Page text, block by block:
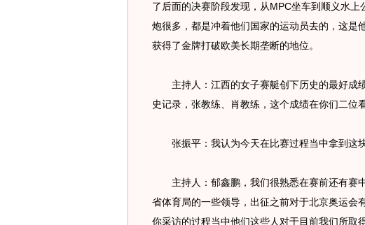
了后面的决赛阶段发现，从MPC坐车到顺义水
炮很多，都是冲着他们国家的运动员去的，这是
获得了金牌打破欧美长期垄断的地位。
主持人：江西的女子赛艇创下历史的最好成
史记录，张教练、肖教练，这个成绩在你们二位
张振平：我认为今天在比赛过程当中拿到这块
主持人：郁鑫鹏，我们很熟悉在赛前还有赛
省体育局的一些领导，出征之前对于北京奥运会
你采访的过程当中他们这些人对于目前我们所取